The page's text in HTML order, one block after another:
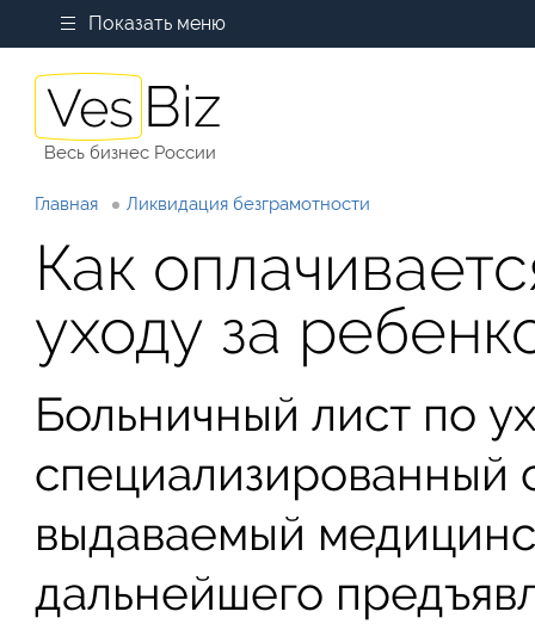
Показать меню
Весь бизнес России
Главная Ликвидация безграмотности
Как
уходу за
Больничный лист по
специализированный
выдаваемый
дальнейшего